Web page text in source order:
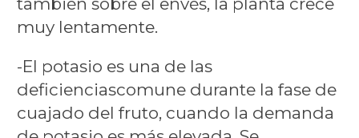
muy lentamente.
-El potasio es una de las
deficienciascomune durante la fase de
cuajado del fruto, cuando la demanda